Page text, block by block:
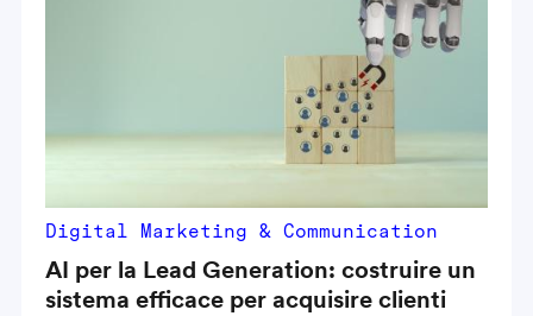
Digital Marketing & Communication
AI per la Lead Generation: costruire un
sistema efficace per acquisire clienti